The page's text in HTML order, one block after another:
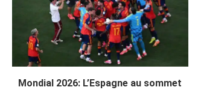
Mondial 2026: L’Espagne au sommet